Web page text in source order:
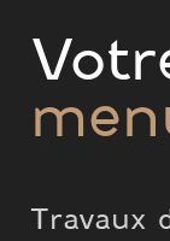
Travaux